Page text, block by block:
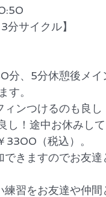
サイクル】
分、5分休憩後メイ
す。
ィンつけるのも良
し！途中お休みし
3300（税込）。
できますのでお友
練習をお友達や仲